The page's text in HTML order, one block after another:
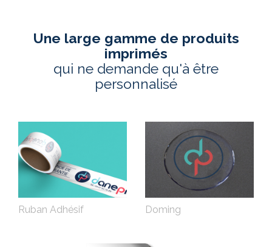
Une large gamme de produits
imprimés
qui ne demande qu'à être
personnalisé
Ruban Adhésif Doming